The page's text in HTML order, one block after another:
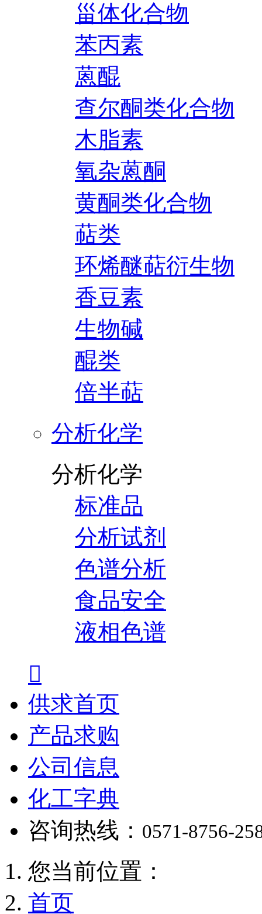
甾体化合物
苯丙素
蒽醌
查尔酮类化合物
木脂素
氧杂蒽酮
黄酮类化合物
萜类
环烯醚萜衍生物
香豆素
生物碱
醌类
倍半萜
分析化学
分析化学
标准品
分析试剂
色谱分析
食品安全
液相色谱

供求首页
产品求购
公司信息
化工字典
咨询热线： 0571-8756-
您当前位置：
首页